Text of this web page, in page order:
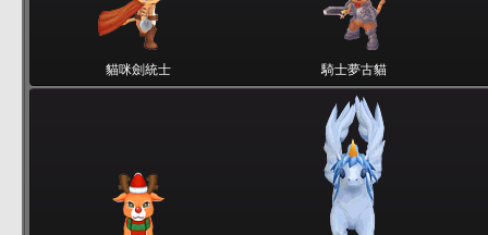
貓咪劍統士 騎士夢古貓